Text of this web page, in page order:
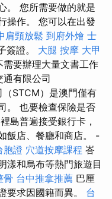
。 您所需要做的就是
操作。 您可以在出發
肩頸放鬆 到府外燴 士
簽證。 大腿 按摩 大甲
要辦理大量文書工作
通有限公司
（STCM）是澳門僅有
。 也要檢查保險是否
島普遍接受銀行卡，
飯店、餐廳和商店。 -
胞證 穴道按摩課程 峇
漾和烏布等熱門旅遊目
骨 台中推拿推薦 巴厘
要求因國籍而異。 台